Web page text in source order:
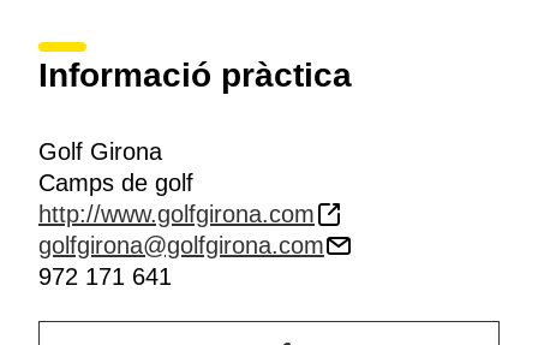
Informació pràctica
Golf Girona
Camps de golf
http://www.golfgirona.com
golfgirona@golfgirona.com
972 171 641